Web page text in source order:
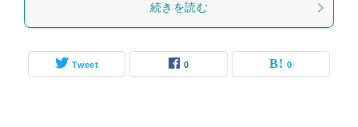
続きを読む
Tweet 0 0